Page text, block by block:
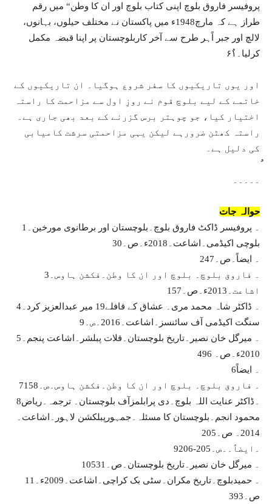
پروفیسر فاروق بلوچ اپنی کتاب بلوچ اور ان کا وطن“ میں رقم
طراز ہے کہ مارچ1948ء میں پاکستان نے مختلف حیلوں، بہانوں،
لالچ اور جبر اًہر طرح سے آخر کاربلوچستان پر اپنا قبضہ مکمل
کرلیا۔۶۱ٌ
اور یوں تاریکیوں کا سفر شروع ہوگیا۔ ان تاریکیوں کے
خاتمے کے لیے بلوچ قوم نے روزِ اول سے مزاحمت کا راستہ
اختیار کیا، جو چوہتر برس گزرنے کے بعد بھی جاری ہے۔
راستہ کھٹن ضرورہے لیکن یہی مزاحمتی سرشت کامیابی
کی دلیل ہے۔
حوالہ جات
1۔ پروفیسر ڈاکٹ فاروق بلوچ۔بلوچستان اور برطانوی مورخین۔
بلوچی اکیڈمی۔اشاعت۔2018ء۔ص۔30
2۔ ایضاً۔ص۔47
3۔ فاروق بلوچ۔ بلوچ اور ان کا وطن۔فکشن ہاوس۔
اشاعت۔2013ء۔ص۔157
4۔ ڈاکٹر شاہ محمد مری۔ عشاق کے قافلے19 میر عبدالعزیز کرد۔
سنگت اکیڈمی آف سائنسز۔اشاعت۔2016۔ص۔9
5۔ میرگل خان نصیر۔تاریخ بلوچستان۔قلات پبلشر۔اشاعت پنجم۔
2010ء۔ص۔ 496
6۔ ایضاً
7۔ فاروق بلوچ۔ بلوچ اور ان کا وطن۔فکشن ہاوس۔ص۔158
8۔ڈاکٹر عنایت اللہ بلوچ۔دی پرابلمزآف بلوچستان۔ ترجمہ۔ریاض
محمود انجم۔بلوچستان کا مسئلہ۔جمہورپبلکشن لاہور۔اشاعت۔
2014۔ ص۔205
9۔ایضاً۔۔ص۔205-206
10۔ میرگل خان نصیر۔تاریخ بلوچستان۔ص۔531
11۔ حمیدبلوچ۔تاریخ مکران۔سٹی بک کراچی۔اشاعت۔2009ء۔
ص۔393